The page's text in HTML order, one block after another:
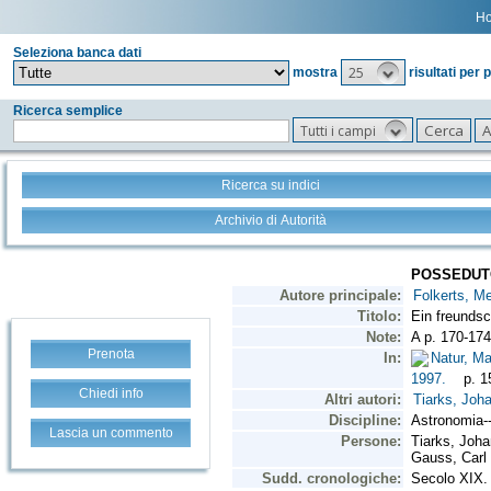
Seleziona banca dati
mostra
25 risultati per
Ricerca semplice
Tutti i campi
Ricerca su indici
Archivio di Autorità
Prenota
Chiedi info
Lascia un commento